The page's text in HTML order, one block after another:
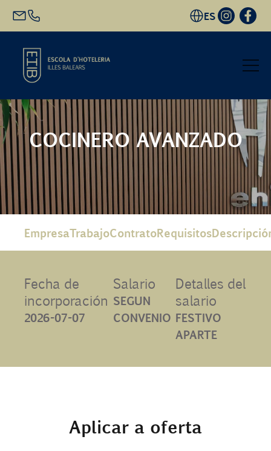
ES
Inicio
Oferta académica
Futuro alumnado
Contacto
COCINERO AVANZADO
EmpresaTrabajoContratoRequisitos
Fecha de
incorporación
2026-07-07
Salario
SEGUN
CONVENIO
Detalles del
salario
FESTIVO
APARTE
Aplicar a oferta